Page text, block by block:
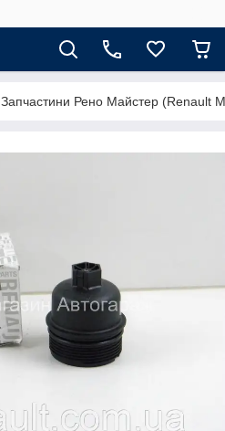
Запчастини Рено Майстер (Renault